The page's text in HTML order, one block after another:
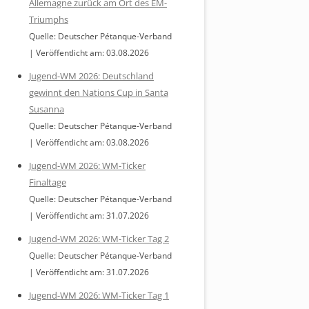
Allemagne zurück am Ort des EM-
Triumphs
Quelle: Deutscher Pétanque-Verband
Veröffentlicht am: 03.08.2026
Jugend-WM 2026: Deutschland
gewinnt den Nations Cup in Santa
Susanna
Quelle: Deutscher Pétanque-Verband
Veröffentlicht am: 03.08.2026
Jugend-WM 2026: WM-Ticker
Finaltage
Quelle: Deutscher Pétanque-Verband
Veröffentlicht am: 31.07.2026
Jugend-WM 2026: WM-Ticker Tag 2
Quelle: Deutscher Pétanque-Verband
Veröffentlicht am: 31.07.2026
Jugend-WM 2026: WM-Ticker Tag 1